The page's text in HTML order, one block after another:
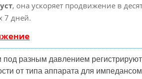
, она ускоряет продвижение в
7 дней.
разным давлением
от типа аппарата для